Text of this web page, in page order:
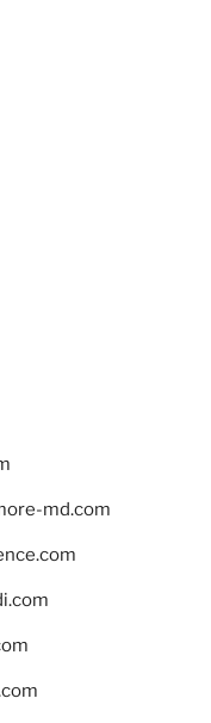
md.com